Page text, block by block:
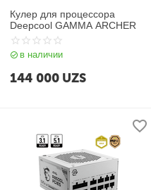
Кулер для процессора
Deepcool GAMMA ARCHER
в наличии
144 000 UZS